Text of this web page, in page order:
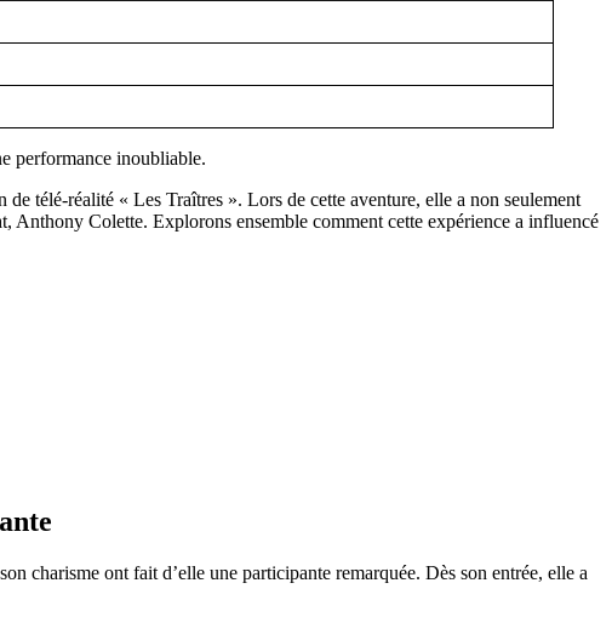
télé-réalité « Les Traîtres ». Lors de cette aventure, elle a non seulement
Anthony Colette. Explorons ensemble comment cette expérience a influencé
charisme ont fait d’elle une participante remarquée. Dès son entrée, elle a